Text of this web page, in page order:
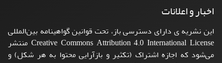
اخبار و اعلانات
این نشریه ی دارای دسترسی باز، تحت قوانین گواهینامه بین‌المللی
Creative Commons Attribution 4.0 International License منتشر
می‌شود که اجازه اشتراک (تکثیر و بازآرایی محتوا به هر شکل) و